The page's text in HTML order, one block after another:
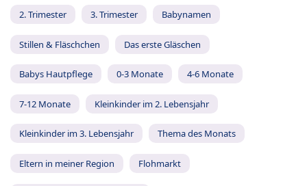
2. Trimester 3. Trimester Babynamen
Stillen & Fläschchen Das erste Gläschen
Babys Hautpflege 0-3 Monate 4-6 Monate
7-12 Monate Kleinkinder im 2. Lebensjahr
Kleinkinder im 3. Lebensjahr Thema des Monats
Eltern in meiner Region Flohmarkt